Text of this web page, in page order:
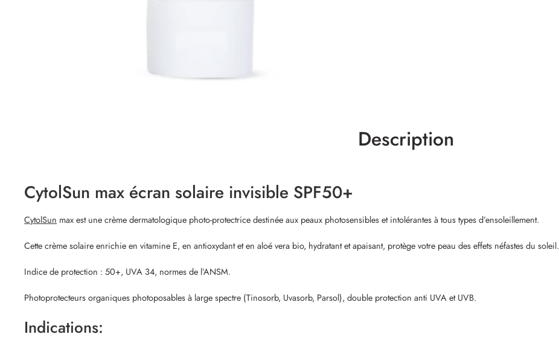
Description
CytolSun max écran solaire invisible SPF50+
CytolSun max est une crème dermatologique photo-protectrice destinée aux peaux photosensibles et intolérantes à tous types d’ensoleillement.
Cette crème solaire enrichie en vitamine E, en antioxydant et en aloé vera bio, hydratant et apaisant, protège votre peau des effets néfastes du soleil.
Indice de protection : 50+, UVA 34, normes de l’ANSM.
Photoprotecteurs organiques photoposables à large spectre (Tinosorb, Uvasorb, Parsol), double protection anti UVA et UVB.
Indications: